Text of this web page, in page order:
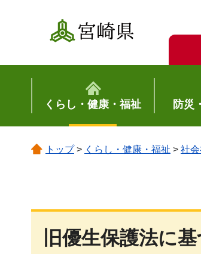
宮崎県
くらし・健康・福祉 防災
トップ> くらし・健康・福祉 > 社
旧優生保護法に